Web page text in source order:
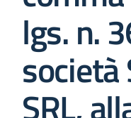
lgs. n.
società